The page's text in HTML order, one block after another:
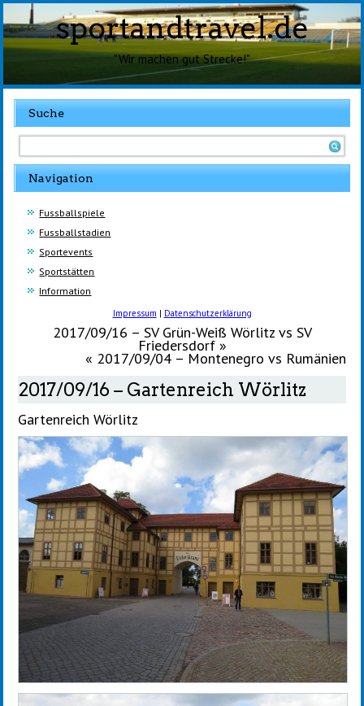
sportandtravel.de
"Wir machen gut Strecke!"
Suche
Navigation
Fussballspiele
Fussballstadien
Sportevents
Sportstätten
Information
Impressum | Datenschutzerklärung
2017/09/16 – SV Grün-Weiß Wörlitz vs SV
Friedersdorf»
« 2017/09/04 – Montenegro vs Rumänien
2017/09/16 – Gartenreich Wörlitz
Gartenreich Wörlitz